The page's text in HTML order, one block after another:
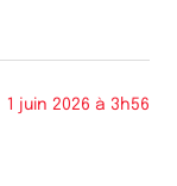
1 juin 2026 à 3h56